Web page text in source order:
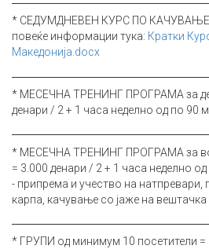
* СЕДУМДНЕВЕН КУРС ПО
повеќе информации тука: Кратки
Македонија.docx
* МЕСЕЧНА ТРЕНИНГ ПРОГРАМА за
денари / 2 + 1 часа неделно од по 90
* МЕСЕЧНА ТРЕНИНГ ПРОГРАМА за
= 3.000 денари / 2 + 1 часа неделно од
- припрема и учество на натпревари,
карпа, качување со јаже на вештачка
* ГРУПИ од минимум 10 посетители =